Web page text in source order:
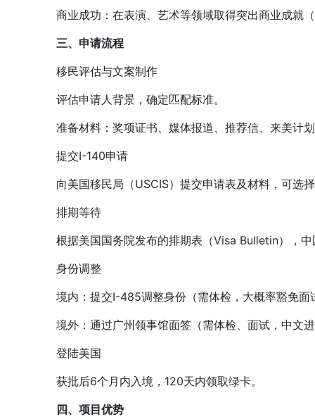
商业成功：在表演、艺术等领域取得突出商业成就
三、申请流程
移民评估与文案制作
评估申请人背景，确定匹配标准。
准备材料：奖项证书、媒体报道、推荐信、来美计
提交I-140申请
向美国移民局（USCIS）提交申请表及材料，可选
排期等待
根据美国国务院发布的排期表（Visa Bulletin），中
身份调整
境内：提交I-485调整身份（需体检，大概率豁免面
境外：通过广州领事馆面签（需体检、面试，中文
登陆美国
获批后6个月内入境，120天内领取绿卡。
四、项目优势